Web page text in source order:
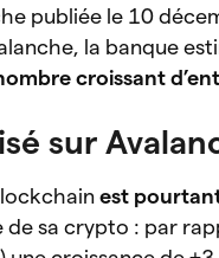
publiée le 10
la banque
croissant
sur
est
sa crypto : par